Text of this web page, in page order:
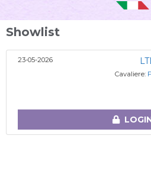
Showlist
23-05-2026
Cavaliere: